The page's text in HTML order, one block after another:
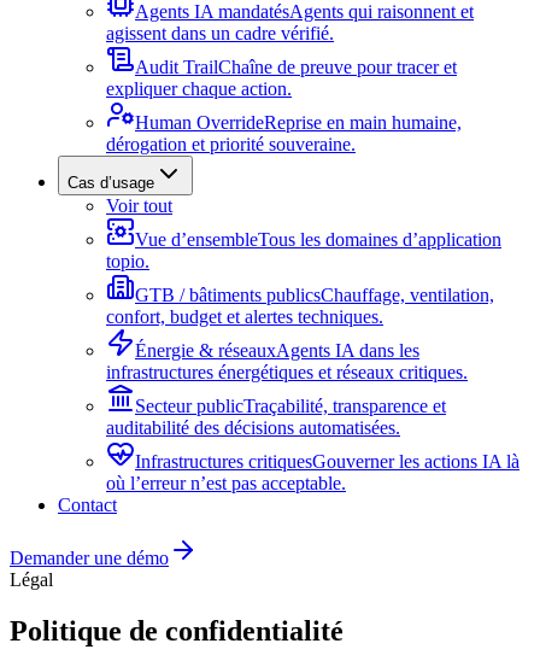
Agents IA mandatésAgents qui raisonnent et
agissent dans un cadre vérifié.
Audit TrailChaîne de preuve pour tracer et
expliquer chaque action.
Human OverrideReprise en main humaine,
dérogation et priorité souveraine.
Cas d’usage
Voir tout
Vue d’ensembleTous les domaines d’application
topio.
GTB / bâtiments publicsChauffage, ventilation,
confort, budget et alertes techniques.
Énergie & réseauxAgents IA dans les
infrastructures énergétiques et réseaux critiques.
Secteur publicTraçabilité, transparence et
auditabilité des décisions automatisées.
Infrastructures critiquesGouverner les actions IA là
où l’erreur n’est pas acceptable.
Contact
Demander une démo
Légal
Politique de confidentialité